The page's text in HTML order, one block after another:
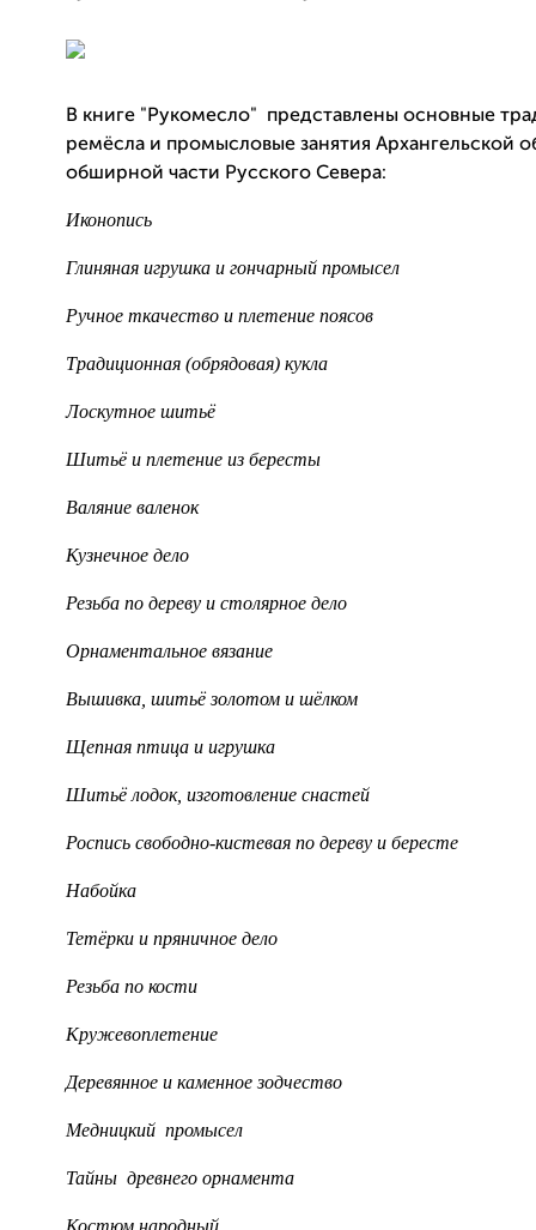
В книге "Рукомесло" представлены основные
ремёсла и промысловые занятия Архангельской
обширной части Русского Севера:
Иконопись
Глиняная игрушка и гончарный промысел
Ручное ткачество и плетение поясов
Традиционная (обрядовая) кукла
Лоскутное шитьё
Шитьё и плетение из бересты
Валяние валенок
Кузнечное дело
Резьба по дереву и столярное дело
Орнаментальное вязание
Вышивка, шитьё золотом и шёлком
Щепная птица и игрушка
Шитьё лодок, изготовление снастей
Роспись свободно-кистевая по дереву и бересте
Набойка
Тетёрки и пряничное дело
Резьба по кости
Кружевоплетение
Деревянное и каменное зодчество
Медницкий промысел
Тайны древнего орнамента
Костюм народный